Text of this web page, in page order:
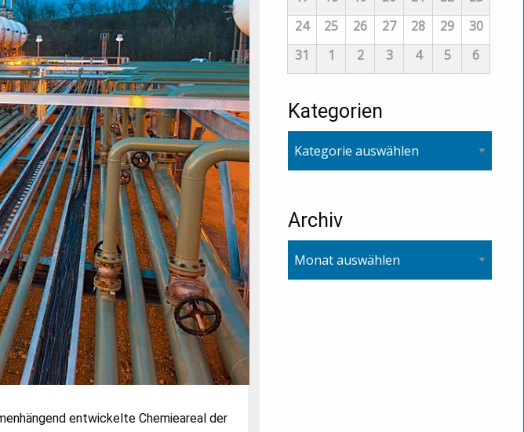
entwickelte Chemieareal der
24
25 26 27 28 29
30
31
1 2 3 4 5 6
Kategorien
Archiv